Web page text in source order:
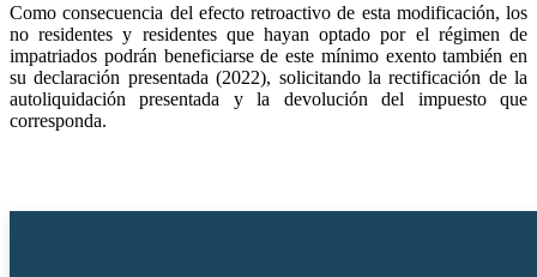
Como consecuencia del efecto retroactivo de esta modificación, los
no residentes y residentes que hayan optado por el régimen de
impatriados podrán beneficiarse de este mínimo exento también en
su declaración presentada (2022), solicitando la rectificación de la
autoliquidación presentada y la devolución del impuesto que
corresponda.